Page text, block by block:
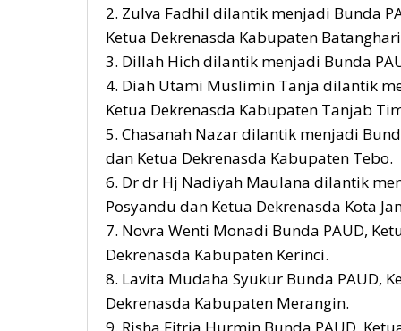
2. Zulva Fadhil dilantik menjadi Bunda
Ketua Dekrenasda Kabupaten
3. Dillah Hich dilantik menjadi Bunda
4. Diah Utami Muslimin Tanja dilantik
Ketua Dekrenasda Kabupaten Tanjab
5. Chasanah Nazar dilantik menjadi
dan Ketua Dekrenasda Kabupaten Tebo.
6. Dr dr Hj Nadiyah Maulana dilantik
Posyandu dan Ketua Dekrenasda Kota
7. Novra Wenti Monadi Bunda PAUD,
Dekrenasda Kabupaten Kerinci.
8. Lavita Mudaha Syukur Bunda PAUD,
Dekrenasda Kabupaten Merangin.
9. Risha Fitria Hurmin Bunda PAUD,